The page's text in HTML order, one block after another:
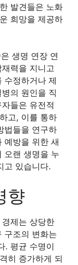
발견들은 노화
희망을 제공하
생명 연장 연
력을 지니고
수정하거나 제
의 원인을 직
들은 유전적
고, 이를 통하
법들을 연구하
예방을 위한 새
오랜 생명을 누
고 있습니다.
향
제는 상당한
구조의 변화는
. 평균 수명이
히 증가하게 되